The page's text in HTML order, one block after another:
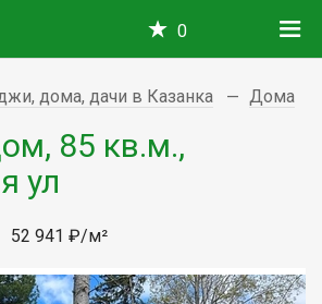
0
дома, дачи в Казанка Дома
85 кв.м.,
ул
52 941 ₽/м²